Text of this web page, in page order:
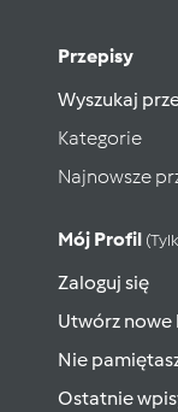
Przepisy
Wyszukaj
Kategorie
Najnowsze
Mój Profil
Zaloguj się
Utwórz nowe
Nie
Ostatnie